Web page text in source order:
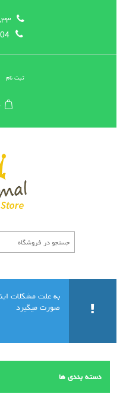
ثبت نام
به علت مشکلات
صورت میگیرد
دسته بندی ها